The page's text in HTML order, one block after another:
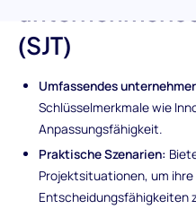
(SJT)
Umfassendes
Schlüsselmerkmale wie
Anpassungsfähigkeit.
Praktische Szenarien:
Projektsituationen, um
Entscheidungsfähigkeiten